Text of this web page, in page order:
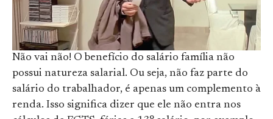
Não vai não! O benefício do salário família não
possui natureza salarial. Ou seja, não faz parte do
salário do trabalhador, é apenas um complemento à
renda. Isso significa dizer que ele não entra nos